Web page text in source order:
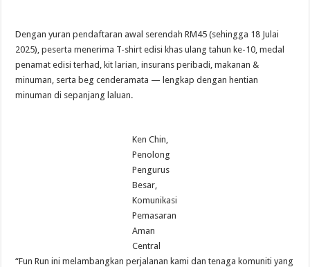
Dengan yuran pendaftaran awal serendah RM45 (sehingga 18 Julai
2025), peserta menerima T-shirt edisi khas ulang tahun ke-10, medal
penamat edisi terhad, kit larian, insurans peribadi, makanan &
minuman, serta beg cenderamata — lengkap dengan hentian
minuman di sepanjang laluan.
Ken Chin,
Penolong
Pengurus
Besar,
Komunikasi
Pemasaran
Aman
Central
“Fun Run ini melambangkan perjalanan kami dan tenaga komuniti yang